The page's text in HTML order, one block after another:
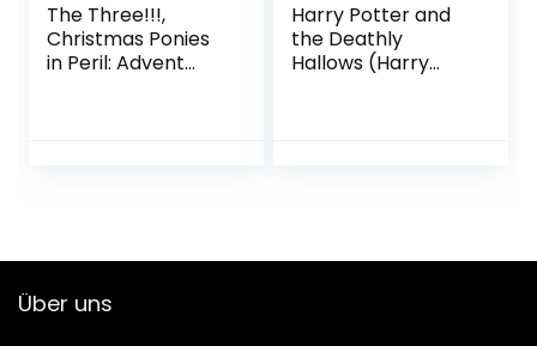
The Three!!!,
Christmas Ponies
in Peril: Advent
Harry Potter and
the Deathly
Hallows (Harry
Über uns